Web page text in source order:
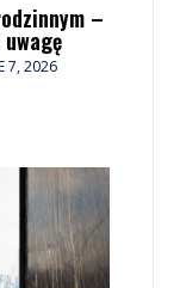
–
7, 2026